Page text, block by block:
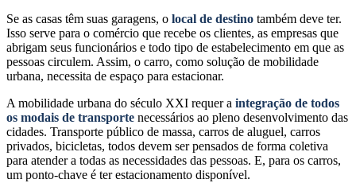
Se as casas têm suas garagens, o local de destino também deve ter.
Isso serve para o comércio que recebe os clientes, as empresas que
abrigam seus funcionários e todo tipo de estabelecimento em que as
pessoas circulem. Assim, o carro, como solução de mobilidade
urbana, necessita de espaço para estacionar.
A mobilidade urbana do século XXI requer a integração de todos
os modais de transporte necessários ao pleno desenvolvimento das
cidades. Transporte público de massa, carros de aluguel, carros
privados, bicicletas, todos devem ser pensados de forma coletiva
para atender a todas as necessidades das pessoas. E, para os carros,
um ponto-chave é ter estacionamento disponível.